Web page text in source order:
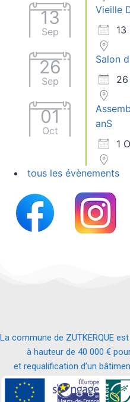
13
Sep
Vieille
13
26
Sep
Salon
01
Oct
anS
1
tous les évènements
La commune de ZUTKERQUE
à hauteur de 40 000 €
et requalification d’un